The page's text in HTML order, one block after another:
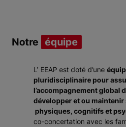
Notre équipe
L’ EEAP est doté d’une
pluridisciplinaire pour
l’accompagnement global
développer et ou maintenir
physiques, cognitifs et
co-concertation avec les